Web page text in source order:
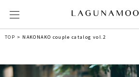
TOP NAKONAKO couple catalog vol.2